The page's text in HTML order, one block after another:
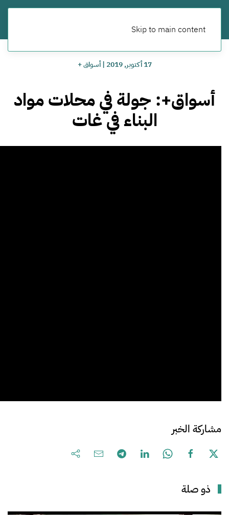
Skip to main content
17 أكتوبر, 2019 |أسواق +
أسواق+: جولة في محلات مواد
البناء في غات
مشاركة الخبر
ذو صلة